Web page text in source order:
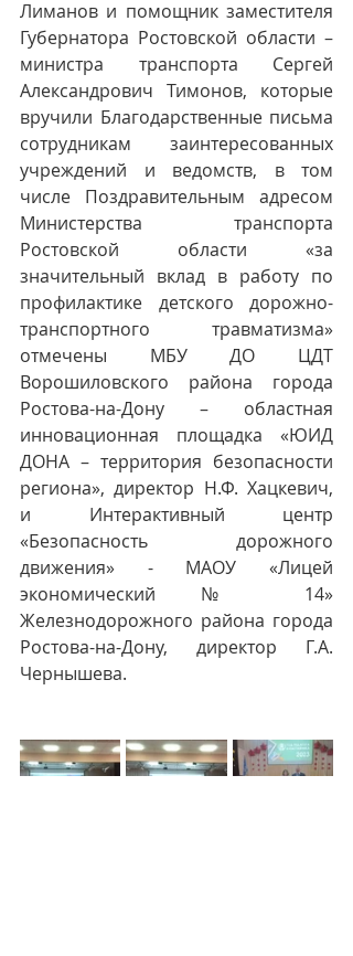
Лиманов и помощник заместителя
Губернатора Ростовской области –
министра транспорта Сергей
Александрович Тимонов, которые
вручили Благодарственные письма
сотрудникам заинтересованных
учреждений и ведомств, в том
числе Поздравительным адресом
Министерства транспорта
Ростовской области «за
значительный вклад в работу по
профилактике детского дорожно-
транспортного травматизма»
отмечены МБУ ДО ЦДТ
Ворошиловского района города
Ростова-на-Дону – областная
инновационная площадка «ЮИД
ДОНА – территория безопасности
региона», директор Н.Ф. Хацкевич,
и Интерактивный центр
«Безопасность дорожного
движения» - МАОУ «Лицей
экономический № 14»
Железнодорожного района города
Ростова-на-Дону, директор Г.А.
Чернышева.